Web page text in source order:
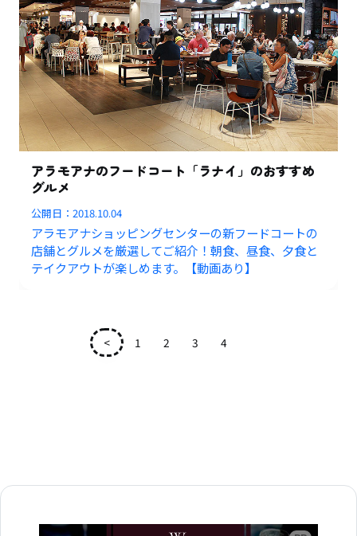
アラモアナのフードコート「ラナイ」のおすすめ
グルメ
公開日：2018.10.04
アラモアナショッピングセンターの新フードコートの
店舗とグルメを厳選してご紹介！朝食、昼食、夕食と
テイクアウトが楽しめます。【動画あり】
< 1 2 3 4